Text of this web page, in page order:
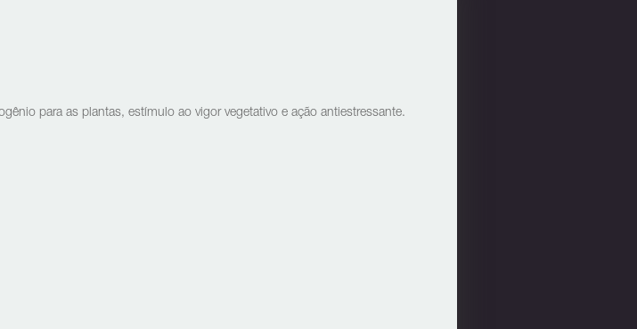
para as plantas, estímulo ao vigor vegetativo e ação antiestressante.